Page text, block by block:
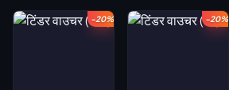
-20% -20%